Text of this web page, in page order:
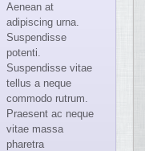
Aenean at
adipiscing urna.
Suspendisse
potenti.
Suspendisse vitae
tellus a neque
commodo rutrum.
Praesent ac neque
vitae massa
pharetra